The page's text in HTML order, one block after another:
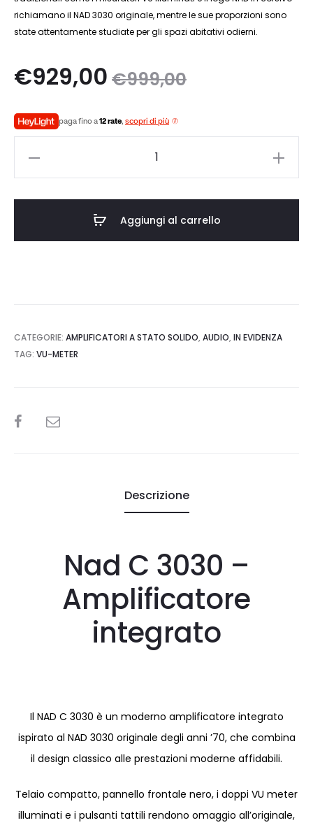
richiamano il NAD 3030 originale, mentre le sue proporzioni sono
state attentamente studiate per gli spazi abitativi odierni.
€999,00
Il
originale
€999,00.
€929,00
paga fino a12 rate, scopri di più
Aggiungi al carrello
CATEGORIE: AMPLIFICATORI A STATO SOLIDO, AUDIO, IN EVIDENZA
TAG: VU-METER
SHARE
Descrizione
Nad C 3030 –
Amplificatore
integrato
Il NAD C 3030 è un moderno amplificatore integrato
ispirato al NAD 3030 originale degli anni ’70, che combina
il design classico alle prestazioni moderne affidabili.
Telaio compatto, pannello frontale nero, i doppi VU meter
illuminati e i pulsanti tattili rendono omaggio all’originale,